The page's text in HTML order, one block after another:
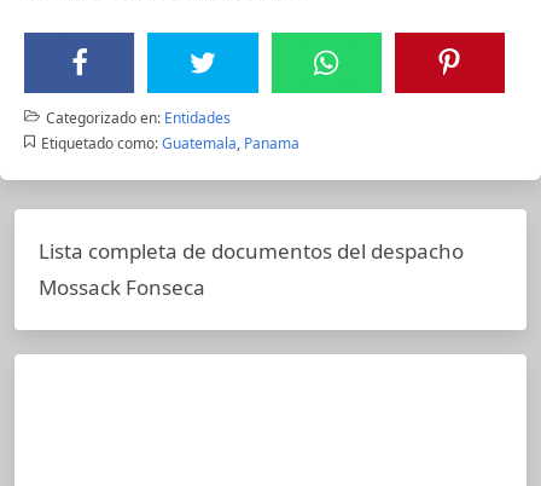
Categorizado en: Entidades
Etiquetado como: Guatemala, Panama
Lista completa de documentos del despacho
Mossack Fonseca